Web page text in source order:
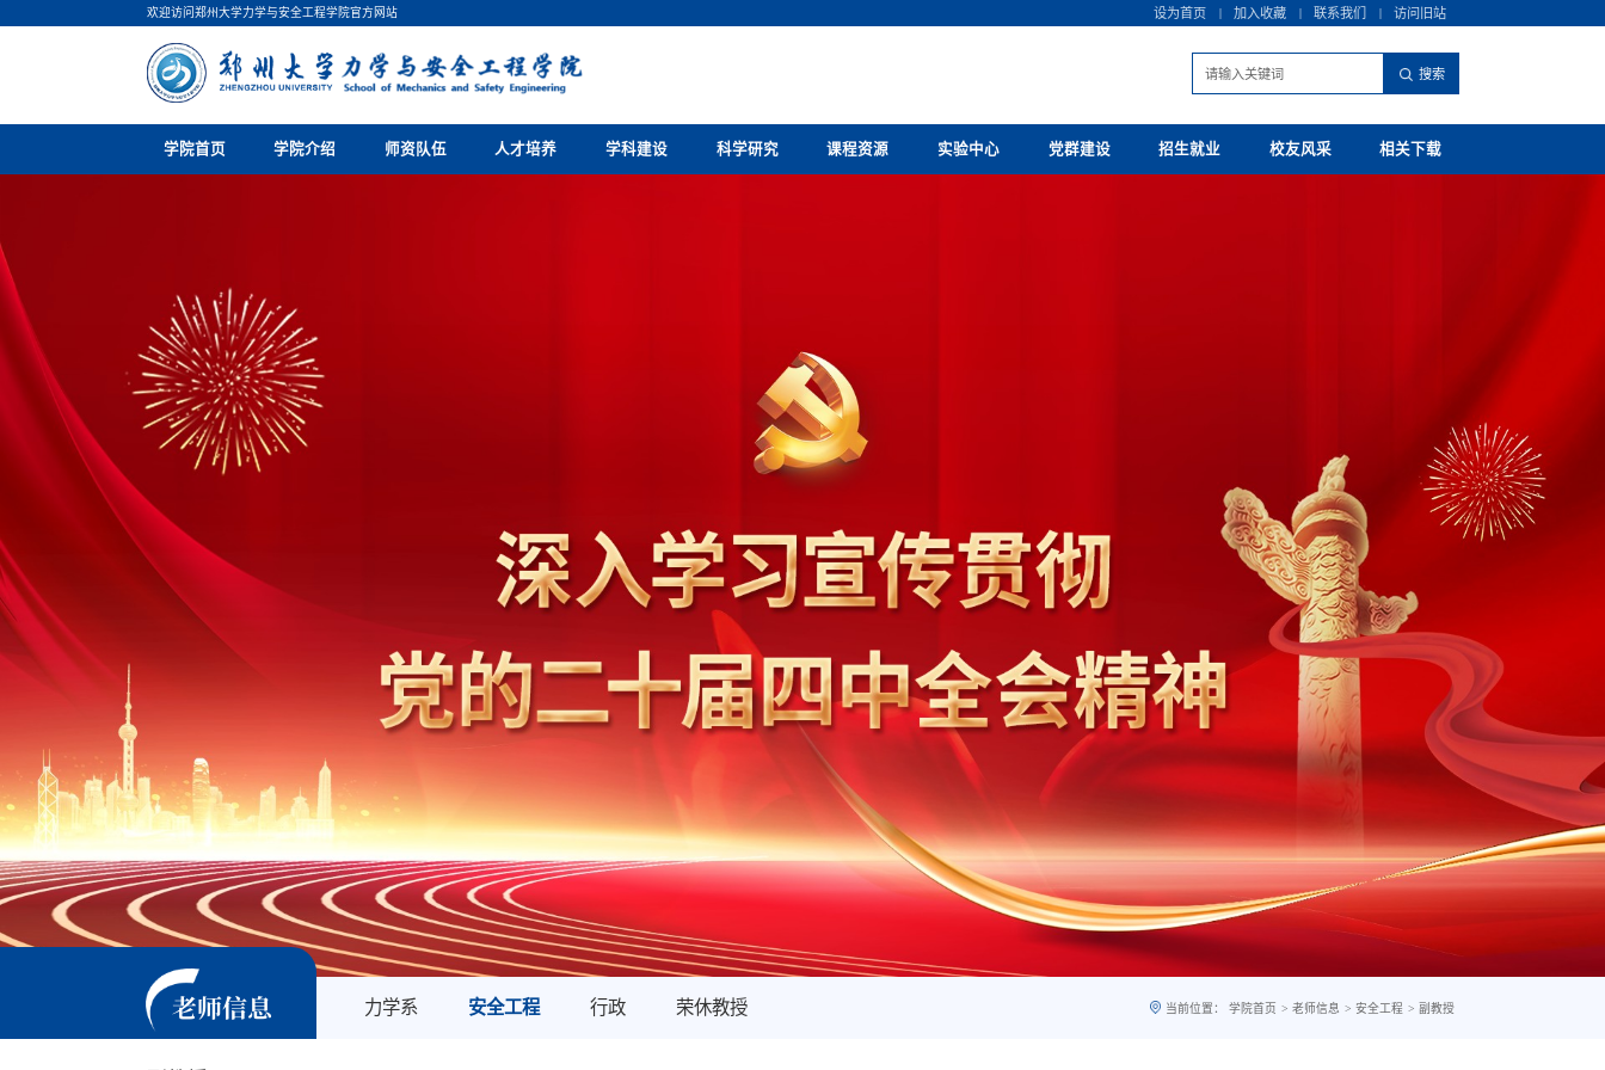
欢迎访问郑州大学力学与安全工程学院官方网站 设为首页 | 加入收藏 | 联系我们 | 访问旧站
学院首页 学院介绍 师资队伍 人才培养 学科建设 科学研究 课程资源 实验中心 党群建设 招生就业 校友风采 相关下载
老师信息 力学系 安全工程 行政 荣休教授 当前位置： 学院首页 > 老师信息 > 安全工程 > 副教授